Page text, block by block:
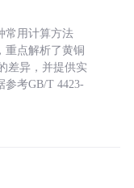
常用计算方法
重点解析了黄铜
差异，并提供实
考GB/T 4423-